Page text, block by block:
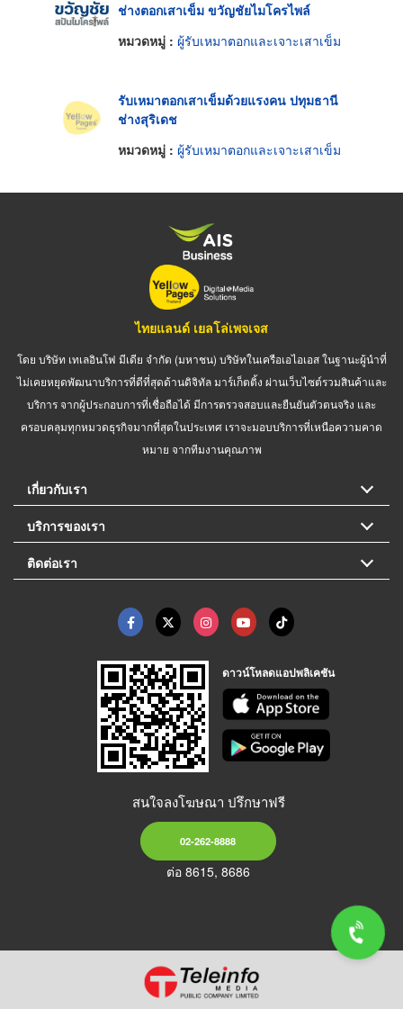
ช่างตอกเสาเข็ม ขวัญชัยไมโครไพล์
หมวดหมู่ : ผู้รับเหมาตอกและเจาะเสาเข็ม
รับเหมาตอกเสาเข็มด้วยแรงคน ปทุมธานี
ช่างสุริเดช
หมวดหมู่ : ผู้รับเหมาตอกและเจาะเสาเข็ม
ไทยแลนด์ เยลโล่เพจเจส
โดย บริษัท เทเลอินโฟ มีเดีย จำกัด (มหาชน) บริษัทในเครือเอไอเอส ในฐานะผู้นำที่
ไม่เคยหยุดพัฒนาบริการที่ดีที่สุดด้านดิจิทัล มาร์เก็ตติ้ง ผ่านเว็บไซต์รวมสินค้าและ
บริการ จากผู้ประกอบการที่เชื่อถือได้ มีการตรวจสอบและยืนยันตัวตนจริง และ
ครอบคลุมทุกหมวดธุรกิจมากที่สุดในประเทศ เราจะมอบบริการที่เหนือความคาด
หมาย จากทีมงานคุณภาพ
เกี่ยวกับเรา
บริการของเรา
ติดต่อเรา
ดาวน์โหลดแอปพลิเคชัน
สนใจลงโฆษณา ปรึกษาฟรี
02-262-8888
ต่อ 8615, 8686